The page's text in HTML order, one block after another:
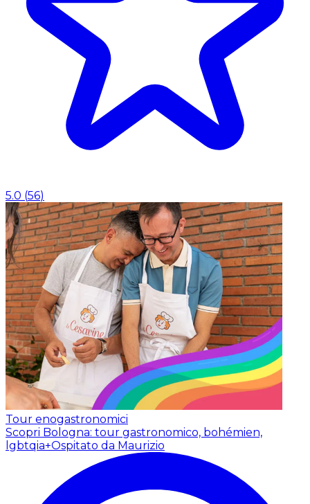
5.0 (56)
Tour enogastronomici
Scopri Bologna: tour gastronomico, bohémien,
lgbtqia+Ospitato da Maurizio